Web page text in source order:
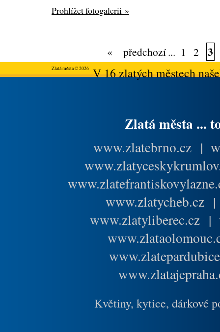
Prohlížet fotogalerii »
« předchozí... 1 2 3
Zlatá města © 2026V 16 zlatých městech
Zlatá města ...
www.zlatebrno.cz |
www.zlatycheb.cz
www.zlatyliberec.cz |
Květiny, kytice, dárkové